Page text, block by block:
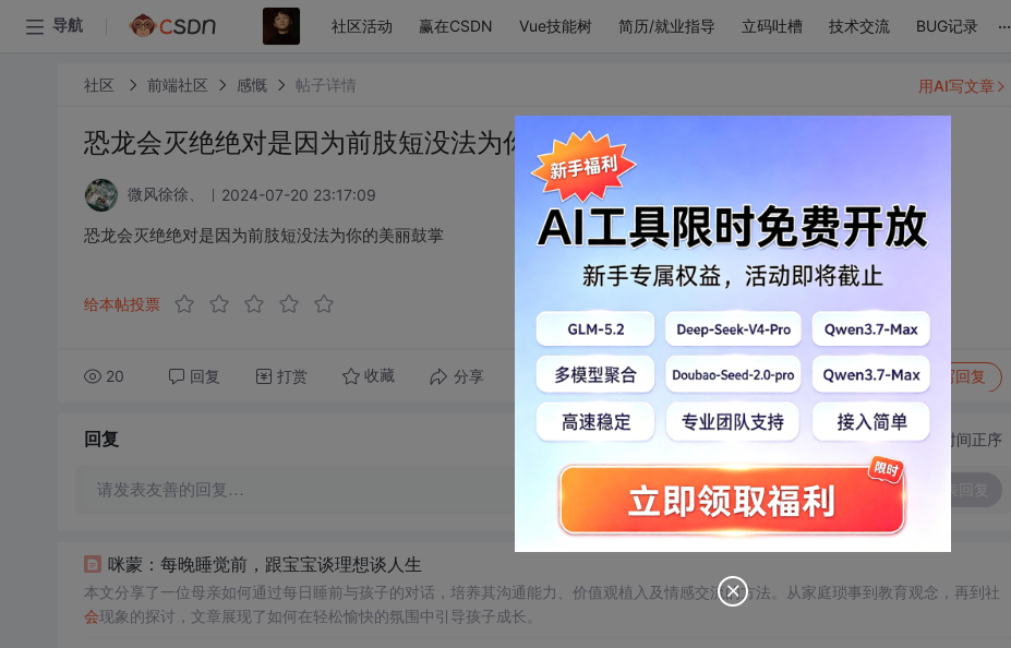
导航 社区活动 赢在CSDN Vue技能树 简历/就业指导 立码吐槽 技术交流 BUG记录 ...
社区 前端社区 感慨 帖子详情
恐龙会灭绝绝对是因为前肢短没法为你的美丽鼓掌
微风徐徐、 2024-07-20 23:17:09
恐龙会灭绝绝对是因为前肢短没法为你的美丽鼓掌
给本帖投票
20 回复 打赏 收藏 分享 转发到动态 举报 写回复
用AI写文章
回复 切换为时间正序
请发表友善的回复…
咪蒙：每晚睡觉前，跟宝宝谈理想谈人生
本文分享了一位母亲如何通过每日睡前与孩子的对话，培养其沟通能力、价值观植入及情感交流的方法。从家庭琐事到教育观念，再到社
会现象的探讨，文章展现了如何在轻松愉快的氛围中引导孩子成长。